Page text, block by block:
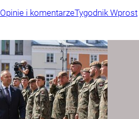
Opinie i komentarzeTygodnik Wprost